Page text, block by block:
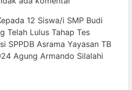
12 Siswa/i SMP Budi
Telah Lulus Tahap Tes
SPPDB Asrama Yayasan TB
Agung Armando Silalahi